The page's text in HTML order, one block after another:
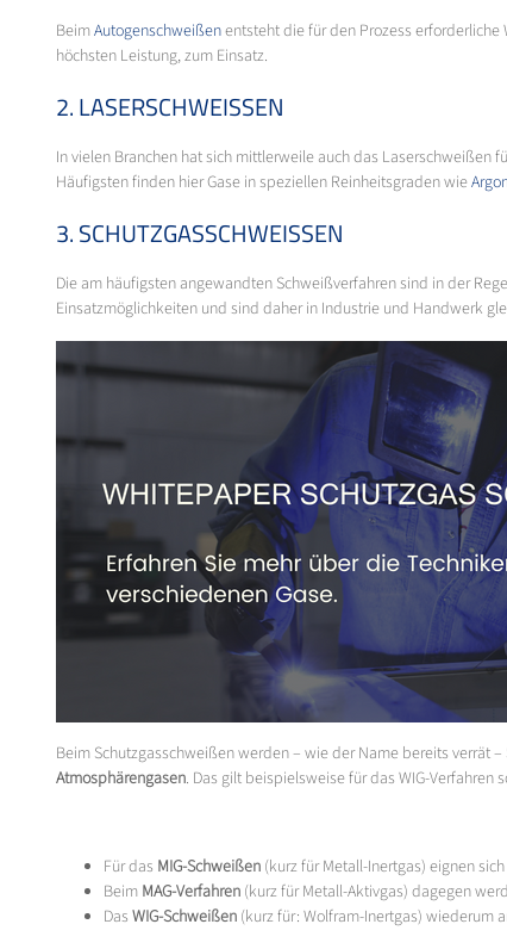
BeimAutogenschweißenentsteht die für den Prozess
höchsten Leistung, zum Einsatz.
2. LASERSCHWEISSEN
In vielen Branchen hat sich mittlerweile auch das
Häufigsten finden hier Gase in speziellen Reinheitsgraden wie
3. SCHUTZGASSCHWEISSEN
Die am häufigsten angewandten Schweißverfahren sind in der
Einsatzmöglichkeiten und sind daher in Industrie und Handwerk
Beim Schutzgasschweißen werden – wie der Name bereits verrät
Atmosphärengasen. Das gilt beispielsweise für das WIG-Verfahren
Für das MIG-Schweißen (kurz für Metall-Inertgas) eignen
Beim MAG-Verfahren (kurz für Metall-Aktivgas) dagegen
Das WIG-Schweißen (kurz für: Wolfram-Inertgas) wiederum